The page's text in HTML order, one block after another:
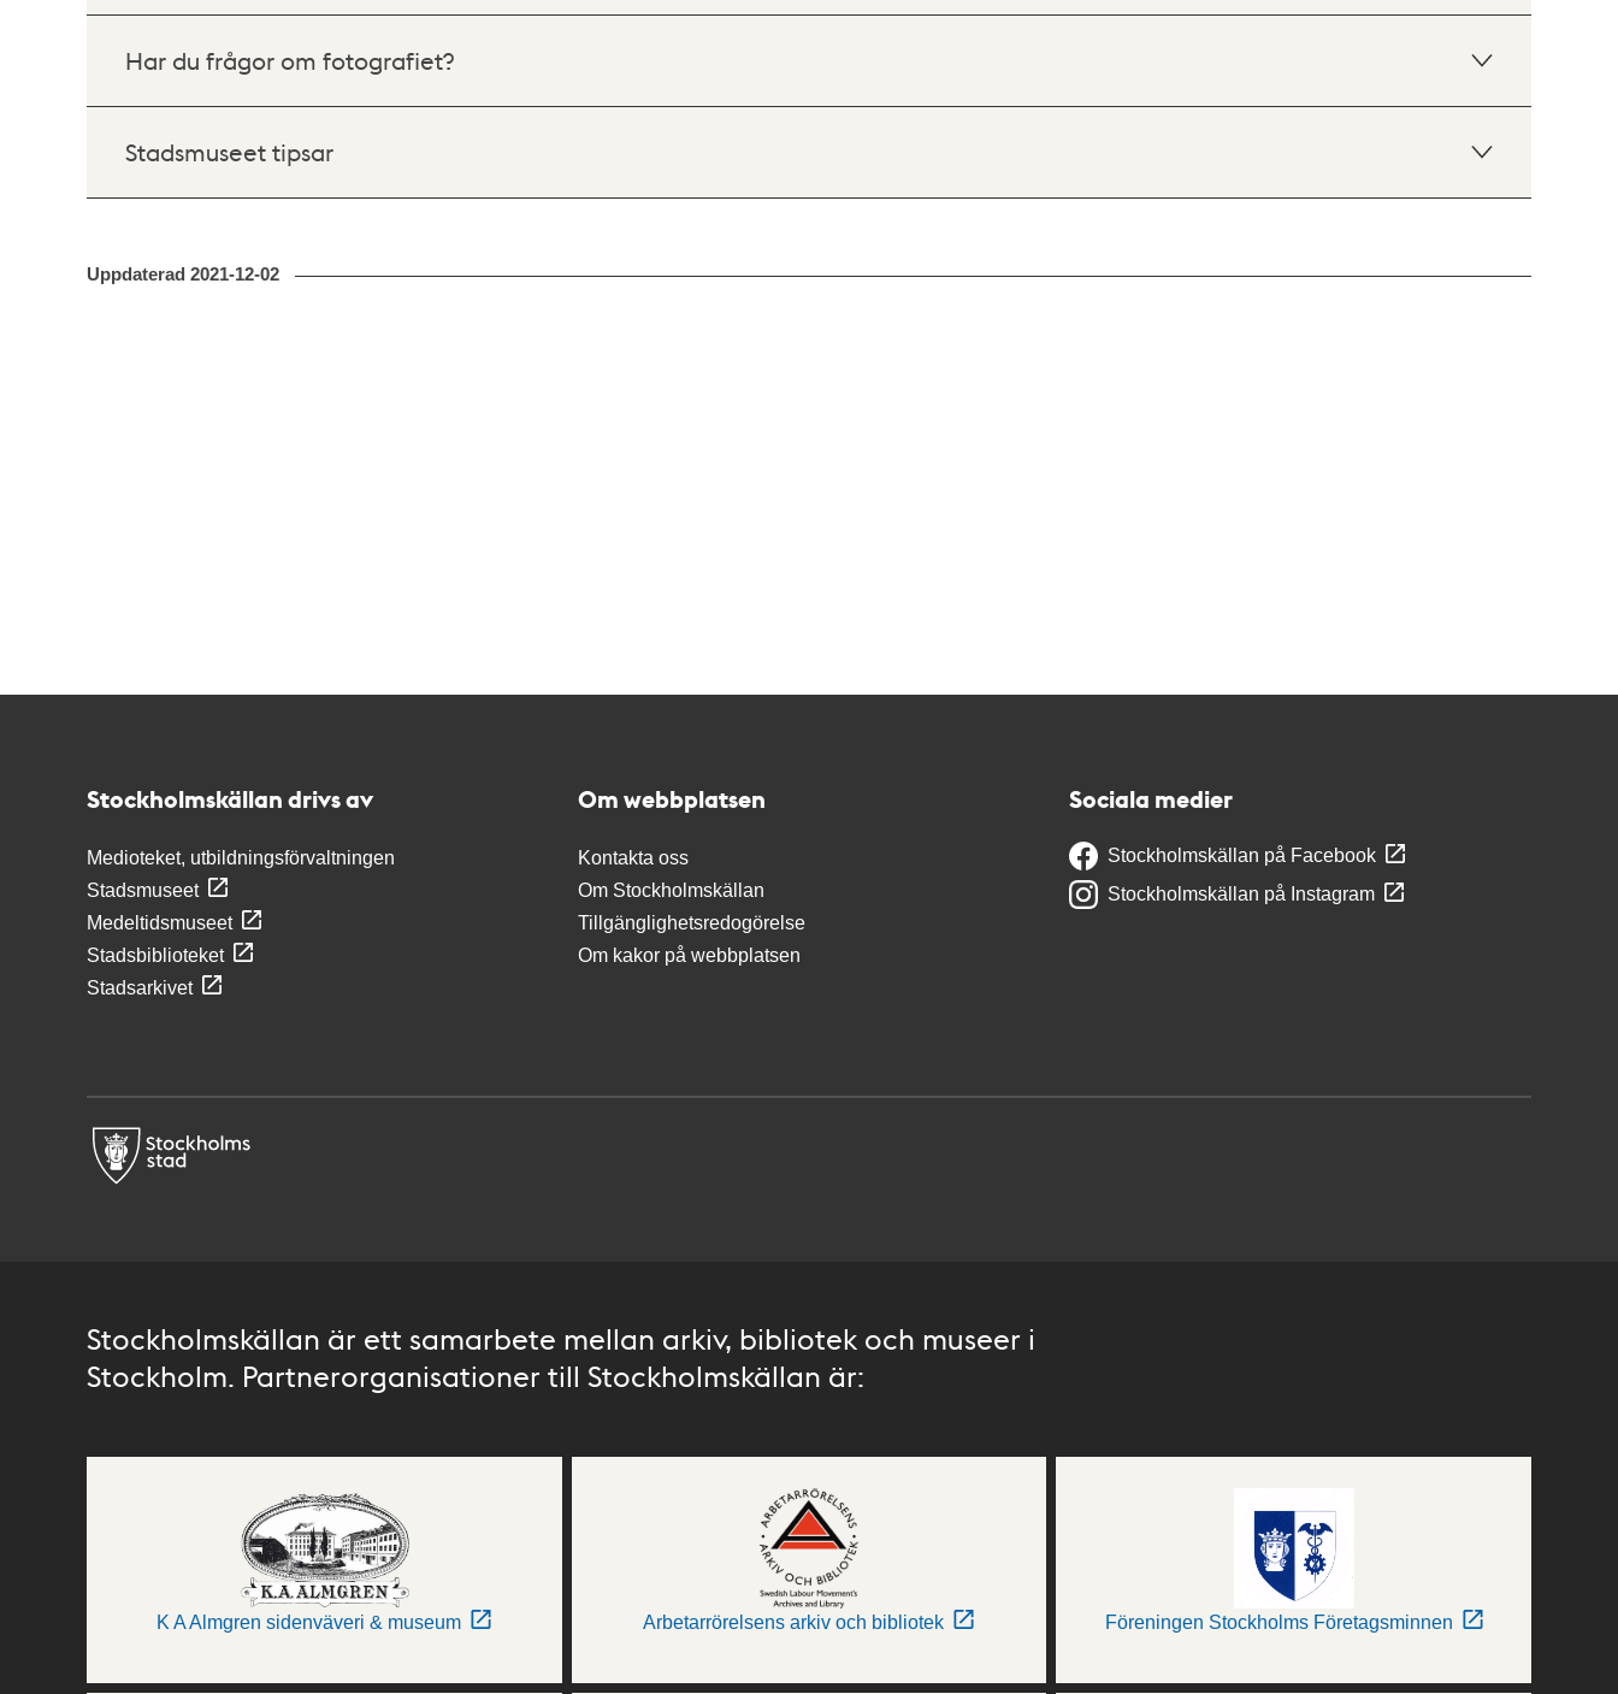
Har du frågor om fotografiet?
Stadsmuseet tipsar
Uppdaterad 2021-12-02
Stockholmskällan drivs av
Medioteket, utbildningsförvaltningen
Stadsmuseet
Medeltidsmuseet
Stadsbiblioteket
Stadsarkivet
Om webbplatsen
Kontakta oss
Om Stockholmskällan
Tillgänglighetsredogörelse
Om kakor på webbplatsen
Sociala medier
Stockholmskällan på Facebook
Stockholmskällan på Instagram
Stockholmskällan är ett samarbete mellan arkiv, bibliotek och museer i
Stockholm. Partnerorganisationer till Stockholmskällan är:
K A Almgren sidenväveri & museum Arbetarrörelsens arkiv och bibliotek Föreningen Stockholms Företagsminnen